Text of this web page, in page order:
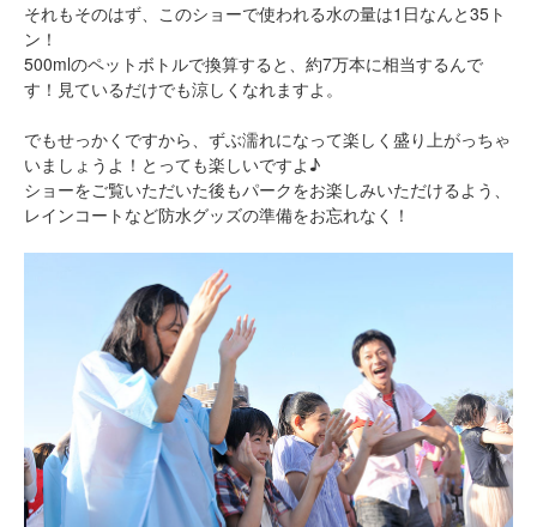
それもそのはず、このショーで使われる水の量は1日なんと35ト
ン！
500mlのペットボトルで換算すると、約7万本に相当するんで
す！見ているだけでも涼しくなれますよ。
でもせっかくですから、ずぶ濡れになって楽しく盛り上がっちゃ
いましょうよ！とっても楽しいですよ♪
ショーをご覧いただいた後もパークをお楽しみいただけるよう、
レインコートなど防水グッズの準備をお忘れなく！